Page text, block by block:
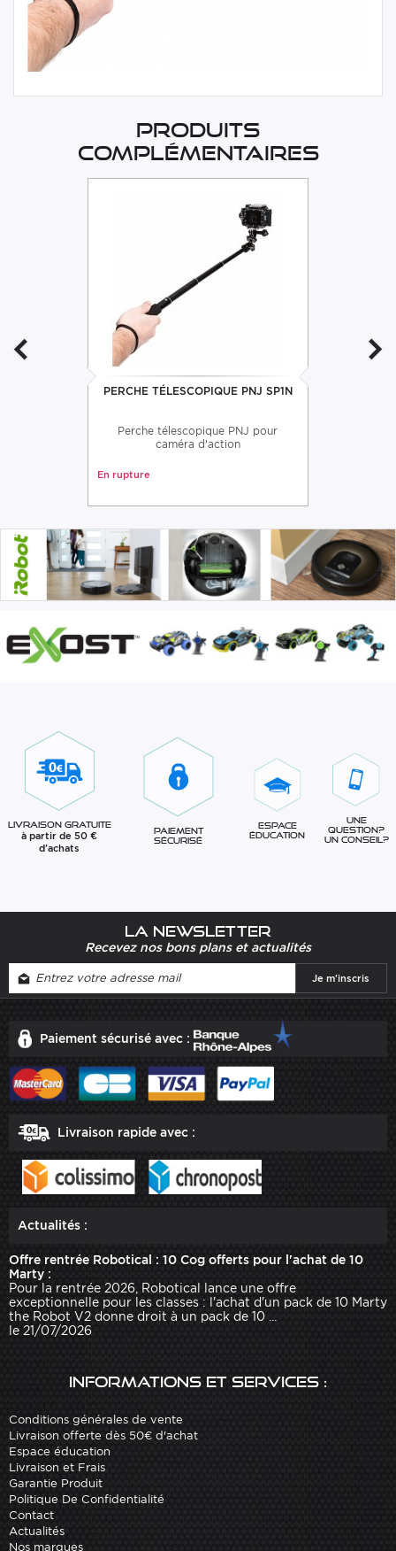
Produits
complémentaires
PERCHE TÉLESCOPIQUE PNJ SP1N
Perche télescopique PNJ pour
caméra d'action
En rupture
Livraison gratuite
à partir de 50 €
d'achats
Paiement
sécurisé
Espace
éducation
Une
question?
Un conseil?
La newsletter
Recevez nos bons plans et actualités
Paiement sécurisé avec :
Livraison rapide avec :
Actualités :
Offre rentrée Robotical : 10 Cog offerts pour l'achat de 10
Marty :
Pour la rentrée 2026, Robotical lance une offre
exceptionnelle pour les classes : l'achat d'un pack de 10 Marty
the Robot V2 donne droit à un pack de 10 ...
le 21/07/2026
Informations et services :
Conditions générales de vente
Livraison offerte dès 50€ d'achat
Espace éducation
Livraison et Frais
Garantie Produit
Politique De Confidentialité
Contact
Actualités
Nos marques